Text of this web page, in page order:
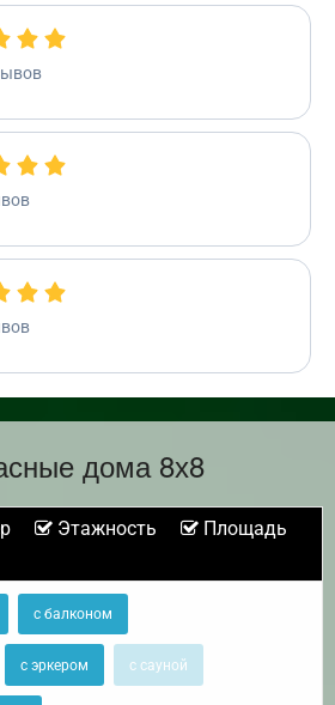
дома 8х8
Этажность
Площадь
с балконом
с эркером с сауной